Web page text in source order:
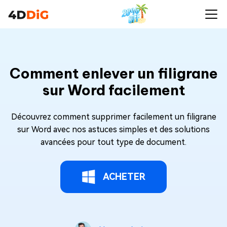
Comment enlever un filigrane
sur Word facilement
Découvrez comment supprimer facilement un filigrane
sur Word avec nos astuces simples et des solutions
avancées pour tout type de document.
ACHETER